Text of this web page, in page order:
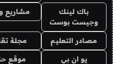
باك لينك
وجيست بوست
مشاريع
مصادر التعليم مجلة
يو ان بي
موقع